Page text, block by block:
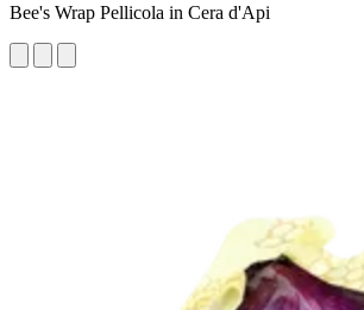
Bee's Wrap Pellicola in Cera d'Api